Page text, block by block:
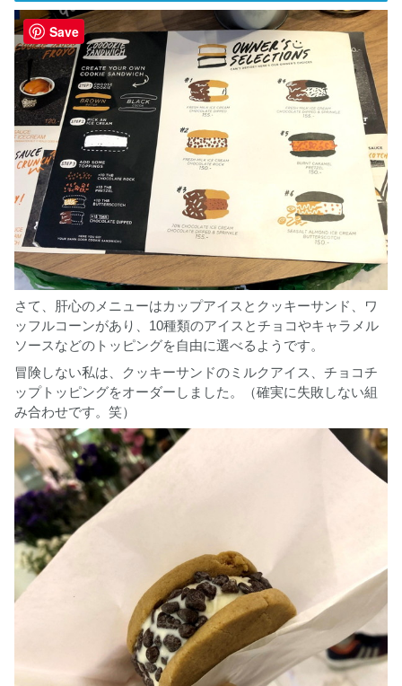
さて、肝心のメニューはカップアイスとクッキーサンド、ワ
ッフルコーンがあり、10種類のアイスとチョコやキャラメル
ソースなどのトッピングを自由に選べるようです。
冒険しない私は、クッキーサンドのミルクアイス、チョコチ
ップトッピングをオーダーしました。（確実に失敗しない組
み合わせです。笑）
Save